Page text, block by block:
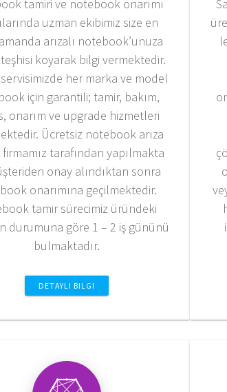
tamiri ve notebook onarımı
uzman ekibimiz size en
arızalı notebook’unuza
koyarak bilgi vermektedir.
her marka ve model
için garantili; tamir, bakım,
onarım ve upgrade hizmetleri
Ücretsiz notebook arıza
tarafından yapılmakta
onay alındıktan sonra
onarımına geçilmektedir.
tamir sürecimiz üründeki
durumuna göre 1 – 2 iş gününü
bulmaktadır.
DETAYLI BILGI